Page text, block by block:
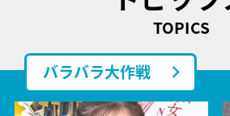
TOPICS
バラバラ大作戦